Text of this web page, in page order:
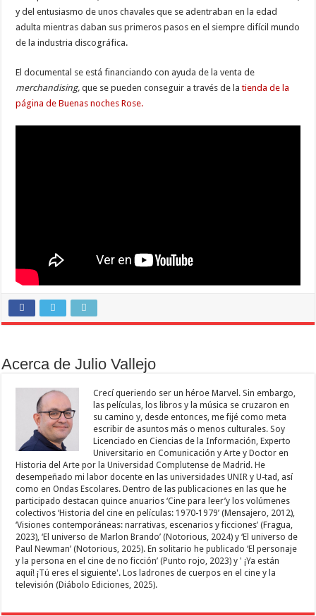
y del entusiasmo de unos chavales que se adentraban en la edad
adulta mientras daban sus primeros pasos en el siempre difícil mundo
de la industria discográfica.
El documental se está financiando con ayuda de la venta de
merchandising, que se pueden conseguir a través de latienda de la
página de Buenas noches Rose.
Acerca de Julio Vallejo
Crecí queriendo ser un héroe Marvel. Sin embargo,
las películas, los libros y la música se cruzaron en
su camino y, desde entonces, me fijé como meta
escribir de asuntos más o menos culturales. Soy
Licenciado en Ciencias de la Información, Experto
Universitario en Comunicación y Arte y Doctor en
Historia del Arte por la Universidad Complutense de Madrid. He
desempeñado mi labor docente en las universidades UNIR y U-tad, así
como en Ondas Escolares. Dentro de las publicaciones en las que he
participado destacan quince anuarios ‘Cine para leer’y los volúmenes
colectivos ‘Historia del cine en películas: 1970-1979’ (Mensajero, 2012),
‘Visiones contemporáneas: narrativas, escenarios y ficciones’ (Fragua,
2023), ‘El universo de Marlon Brando’ (Notorious, 2024) y ‘El universo de
Paul Newman’ (Notorious, 2025). En solitario he publicado ‘El personaje
y la persona en el cine de no ficción’ (Punto rojo, 2023) y ' ¡Ya están
aquí! ¡Tú eres el siguiente'. Los ladrones de cuerpos en el cine y la
televisión (Diábolo Ediciones, 2025).